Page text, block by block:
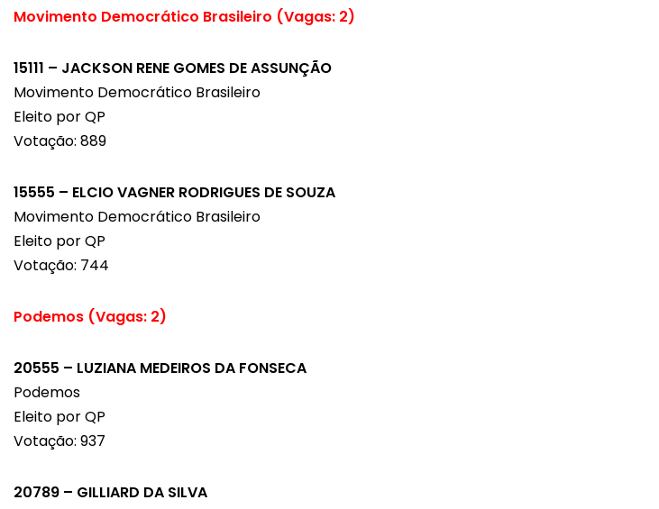
Movimento Democrático Brasileiro (Vagas: 2)
15111 – JACKSON RENE GOMES DE ASSUNÇÃO
Movimento Democrático Brasileiro
Eleito por QP
Votação: 889
15555 – ELCIO VAGNER RODRIGUES DE SOUZA
Movimento Democrático Brasileiro
Eleito por QP
Votação: 744
Podemos (Vagas: 2)
20555 – LUZIANA MEDEIROS DA FONSECA
Podemos
Eleito por QP
Votação: 937
20789 – GILLIARD DA SILVA